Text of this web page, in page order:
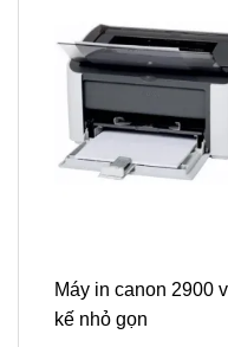
Máy in canon 2900
kế nhỏ gọn